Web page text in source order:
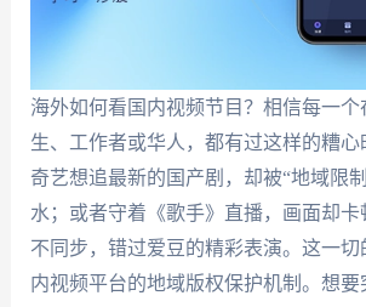
海外如何看国内视频节目？相信每一个
生、工作者或华人，都有过这样的糟
奇艺想追最新的国产剧，却被“地域限
水；或者守着《歌手》直播，画面却卡
不同步，错过爱豆的精彩表演。这一切
内视频平台的地域版权保护机制。想要